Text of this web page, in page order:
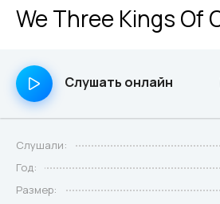
We Three Kings Of
Слушать онлайн
Слушали:
Год:
Размер: